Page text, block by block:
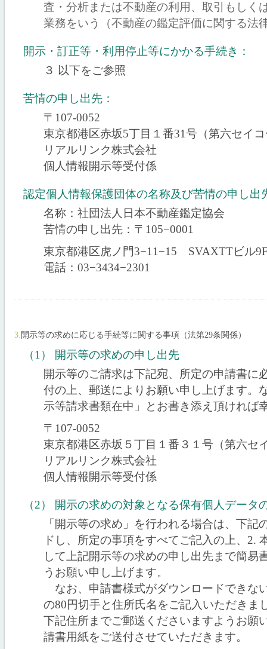
査・分析または不動産の利用、取引もしく
業務をいう（不動産の鑑定評価に関する法
開示・訂正等・利用停止等にかかる手続き：
３ 以下をご参照
苦情の申し出先：
〒107-0052
東京都港区赤坂5丁目１番31号（第六セイ
リアルリンク株式会社
個人情報開示等受付係
認定個人情報保護団体の名称及び苦情の申し出
名称：社団法人日本不動産鑑定協会
苦情の申し出先：〒105−0001
東京都港区虎ノ門3−11−15 SVAXTTビル
電話：03−3434−2301
3. 開示等の求めに応じる手続等に関する事項（法第29条関係）
（1） 開示等の求めの申し出先
開示等のご請求は下記宛、所定の申請書に
付の上、郵送によりお願い申し上げます。
示等請求書類在中」とお書き添え頂ければ
〒107-0052
東京都港区赤坂５丁目１番３１号（第六セ
リアルリンク株式会社
個人情報開示等受付係
（2） 開示の求めの対象となる保有個人データ
「開示等の求め」を行われる場合は、下
ドし、所定の事項をすべてご記入の上、2.
して上記開示等の求めの申し出先まで簡易
うお願い申し上げます。
なお、申請書様式がダウンロードできな
の80円切手と住所氏名をご記入いただきま
下記住所までご郵送くださいますようお願
請書用紙をご送付させていただきます。